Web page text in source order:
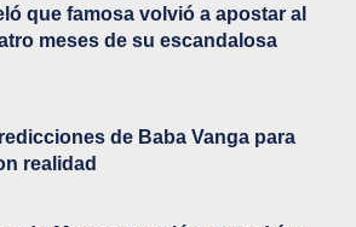
que famosa volvió a apostar al
meses de su escandalosa
de Baba Vanga para
realidad